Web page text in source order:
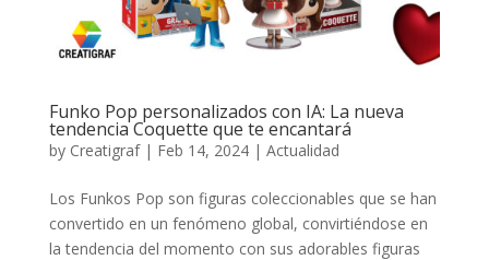
Funko Pop personalizados con IA: La nueva
tendencia Coquette que te encantará
by Creatigraf| Feb 14, 2024| Actualidad
Los Funkos Pop son figuras coleccionables que se han
convertido en un fenómeno global, convirtiéndose en
la tendencia del momento con sus adorables figuras